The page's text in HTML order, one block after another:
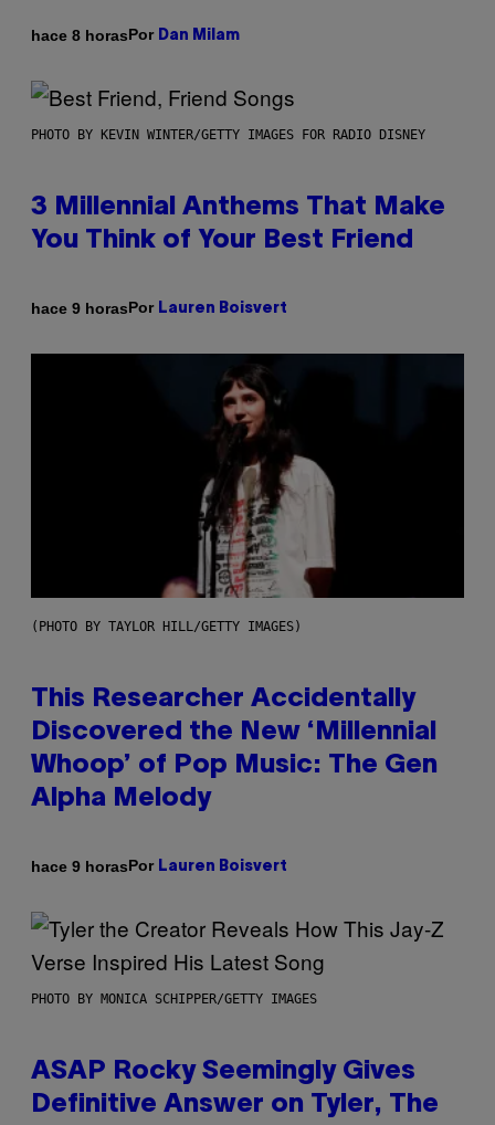
hace 8 horasPor Dan Milam
PHOTO BY KEVIN WINTER/GETTY IMAGES FOR RADIO DISNEY
3 Millennial Anthems That Make
You Think of Your Best Friend
hace 9 horasPor Lauren Boisvert
(PHOTO BY TAYLOR HILL/GETTY IMAGES)
This Researcher Accidentally
Discovered the New ‘Millennial
Whoop’ of Pop Music: The Gen
Alpha Melody
hace 9 horasPor Lauren Boisvert
PHOTO BY MONICA SCHIPPER/GETTY IMAGES
ASAP Rocky Seemingly Gives
Definitive Answer on Tyler, The